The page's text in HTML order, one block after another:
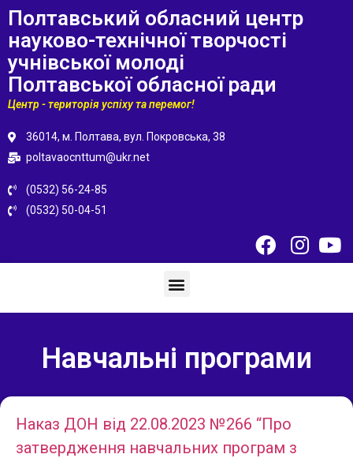
Полтавський обласний центр
науково-технічної творчості
учнівської молоді
Полтавської обласної ради
Центр - територія успіху та перемог!
36014, м. Полтава, вул. Покровська, 38
poltavaocnttum@ukr.net
(0532) 56-24-85
(0532) 50-04-51
Навчальні програми
Наказ ДОН від 22.08.2023 №266 “Про
затвердження навчальних програм з